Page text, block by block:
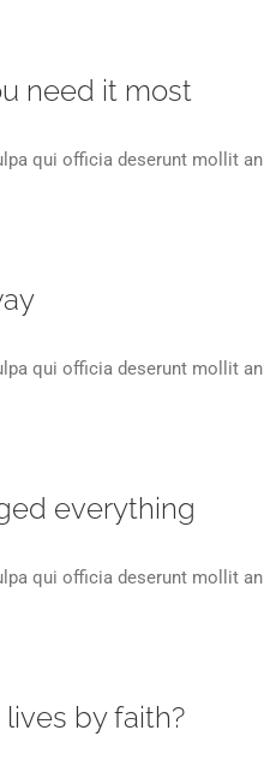
need it most
qui officia deserunt mollit
qui officia deserunt mollit
everything
qui officia deserunt mollit
by faith?